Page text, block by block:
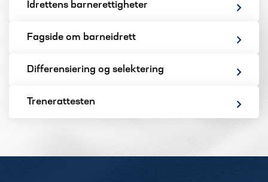
Idrettens barnerettigheter
Fagside om barneidrett
Differensiering og selektering
Trenerattesten